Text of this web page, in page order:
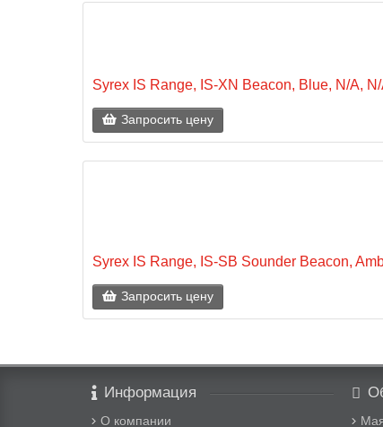
Syrex IS Range, IS-XN Beacon, Blue, N/A,
Запросить цену
Syrex IS Range, IS-SB Sounder Beacon,
Запросить цену
Информация
О компании